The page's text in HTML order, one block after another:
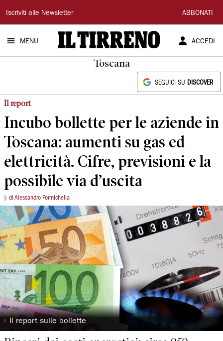
Il
Tirreno
Iscriviti alle Newsletter ABBONATI
MENU ACCEDI
Toscana
SEGUICI SU DISCOVER
Il report
Incubo bollette per le aziende in
Toscana: aumenti su gas ed
elettricità. Cifre, previsioni e la
possibile via d’uscita
di Alessandro Formichella
◗ Il report sulle bollette